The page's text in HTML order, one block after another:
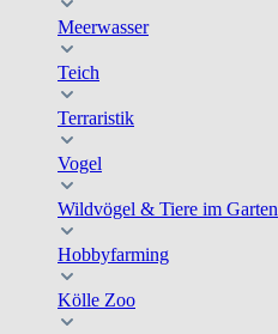
Meerwasser
Teich
Terraristik
Vogel
Wildvögel & Tiere im Garten
Hobbyfarming
Kölle Zoo